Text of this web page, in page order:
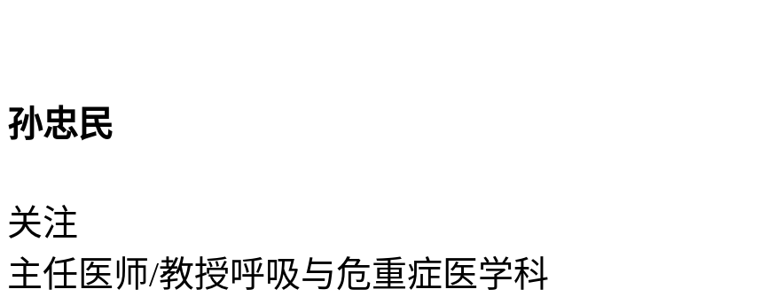
孙忠民
关注
主任医师/教授呼吸与危重症医学科